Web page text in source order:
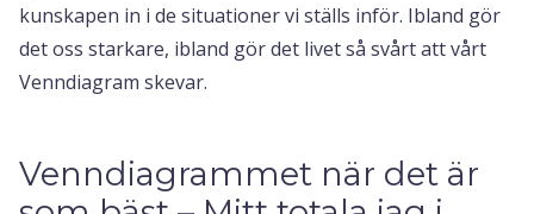
kunskapen in i de situationer vi ställs inför. Ibland gör
det oss starkare, ibland gör det livet så svårt att vårt
Venndiagram skevar.
Venndiagrammet när det är